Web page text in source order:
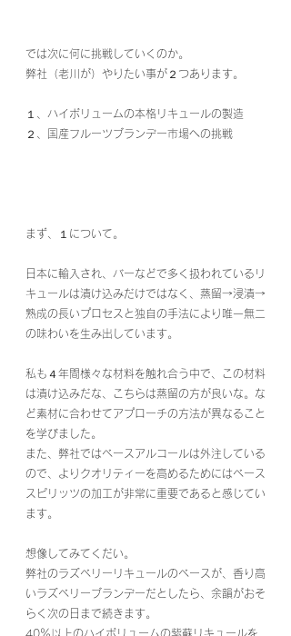
では次に何に挑戦していくのか。
弊社（老川が）やりたい事が２つあります。
１、ハイボリュームの本格リキュールの製造
２、国産フルーツブランデー市場への挑戦
まず、１について。
日本に輸入され、バーなどで多く扱われているリ
キュールは漬け込みだけではなく、蒸留→浸漬→
熟成の長いプロセスと独自の手法により唯一無二
の味わいを生み出しています。
私も４年間様々な材料を触れ合う中で、この材料
は漬け込みだな、こちらは蒸留の方が良いな。な
ど素材に合わせてアプローチの方法が異なること
を学びました。
また、弊社ではベースアルコールは外注している
ので、よりクオリティーを高めるためにはベース
スピリッツの加工が非常に重要であると感じてい
ます。
想像してみてくだい。
弊社のラズベリーリキュールのベースが、香り高
いラズベリーブランデーだとしたら、余韻がおそ
らく次の日まで続きます。
40％以上のハイボリュームの紫蘇リキュールを